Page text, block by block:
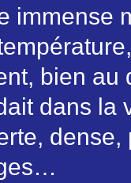
immense
bien au
dans
dense,